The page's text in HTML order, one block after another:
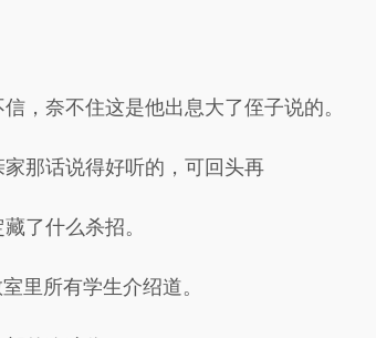
，奈不住这是他出息大了侄子说的。
那话说得好听的，可回头再
了什么杀招。
里所有学生介绍道。